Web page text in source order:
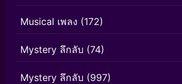
Musical เพลง (172)
Mystery ลึกลับ (74)
Mystery ลึกลับ (997)